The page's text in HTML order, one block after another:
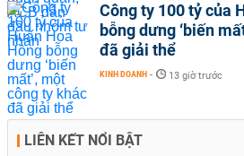
Công ty 100 tỷ của
bỗng dưng ‘biến
đã giải thể
KINH DOANH - 13 giờ trước
LIÊN KẾT NỔI BẬT